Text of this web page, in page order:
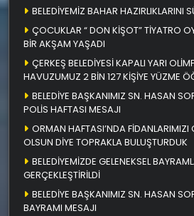
BELEDİYEMİZ BAHAR HAZIRLIKLARINI
ÇOCUKLAR “ DON KİŞOT” TİYATRO
BİR AKŞAM YAŞADI
ÇERKEŞ BELEDİYESİ KAPALI YARI
HAVUZUMUZ 2 BİN 127 KİŞİYE YÜZME
BELEDİYE BAŞKANIMIZ SN. HASAN
POLİS HAFTASI MESAJI
ORMAN HAFTASI’NDA FİDANLARIMIZI
OLSUN DİYE TOPRAKLA BULUŞTURDUK
BELEDİYEMİZDE GELENEKSEL
GERÇEKLEŞTİRİLDİ
BELEDİYE BAŞKANIMIZ SN. HASAN
BAYRAMI MESAJI